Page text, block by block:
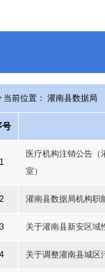
当前位置： 灌南县数据局
号
1
医疗机构注销公告
室）
2 灌南县数据局机构职
3 关于灌南县新安区域
4 关于调整灌南县城区